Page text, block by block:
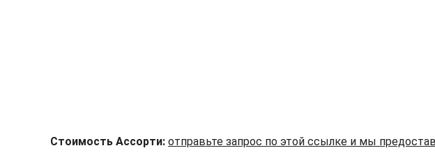
Стоимость Ассорти: отправьте запрос по этой ссылке и мы